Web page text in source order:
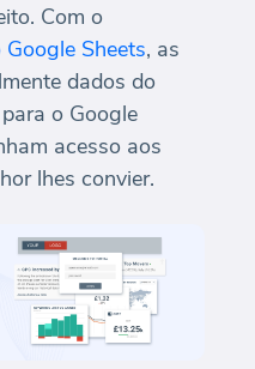
Com o
Sheets, as
dados do
o Google
acesso aos
lhes convier.